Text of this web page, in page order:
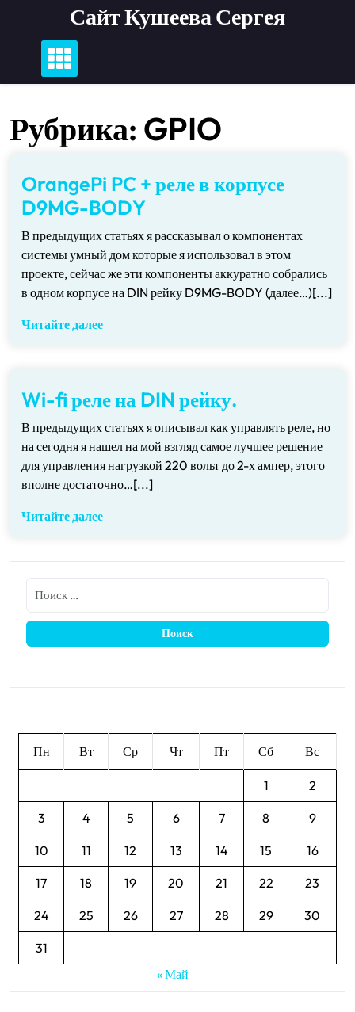
содержимому
Сайт Кушеева Сергея
Рубрика: GPIO
OrangePi PC + реле в корпусе
D9MG-BODY
В предыдущих статьях я рассказывал о компонентах
системы умный дом которые я использовал в этом
проекте, сейчас же эти компоненты аккуратно собрались
в одном корпусе на DIN рейку D9MG-BODY (далее…)[...]
Читайте далее
Wi-fi реле на DIN рейку.
В предыдущих статьях я описывал как управлять реле, но
на сегодня я нашел на мой взгляд самое лучшее решение
для управления нагрузкой 220 вольт до 2-х ампер, этого
вполне достаточно…[...]
Читайте далее
Пн Вт Ср Чт Пт Сб Вс
1 2
3 4 5 6 7 8 9
10 11 12 13 14 15 16
17 18 19 20 21 22 23
24 25 26 27 28 29 30
31
« Май